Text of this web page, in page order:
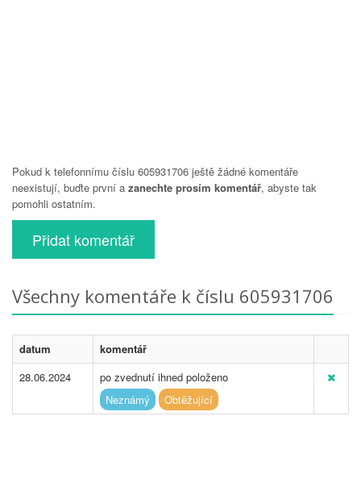
Pokud k telefonnímu číslu 605931706 ještě žádné komentáře
neexistují, buďte první a zanechte prosím komentář, abyste tak
pomohli ostatním.
Přidat komentář
Všechny komentáře k číslu 605931706
datum
komentář
28.06.2024
po zvednutí ihned položeno
Neznámý
Obtěžující